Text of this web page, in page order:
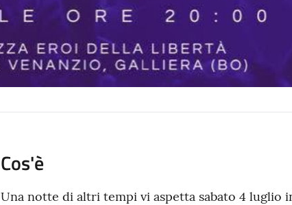
Cos'è
Una notte di altri tempi vi aspetta sabato 4 luglio